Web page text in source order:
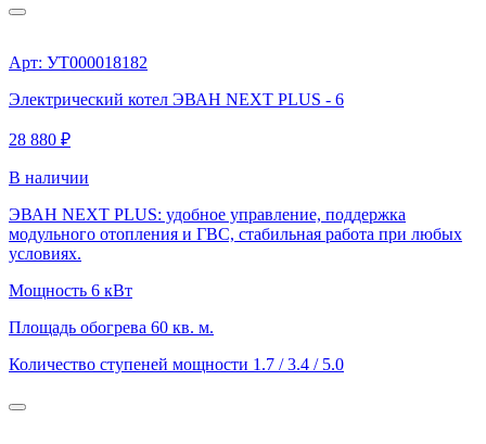
Арт: УТ000018182
Электрический котел ЭВАН NEXT PLUS - 6
28 880 ₽
В наличии
ЭВАН NEXT PLUS: удобное управление, поддержка
модульного отопления и ГВС, стабильная работа при любых
условиях.
Мощность 6 кВт
Площадь обогрева 60 кв. м.
Количество ступеней мощности 1.7 / 3.4 / 5.0